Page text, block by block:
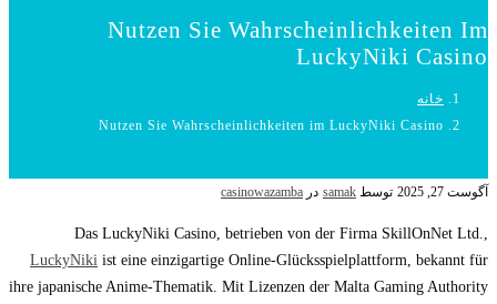
Nutzen Sie Wahrscheinlichkeiten Im
LuckyNiki Casino
خانه
Nutzen Sie Wahrscheinlichkeiten im LuckyNiki Casino
آگوست 27, 2025 توسط samak در casinowazamba
Das LuckyNiki Casino, betrieben von der Firma SkillOnNet Ltd.,
LuckyNiki ist eine einzigartige Online-Glücksspielplattform, bekannt für
ihre japanische Anime-Thematik. Mit Lizenzen der Malta Gaming Authority